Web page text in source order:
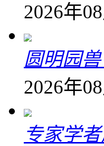
2026年
圆明园
2026年
专家学